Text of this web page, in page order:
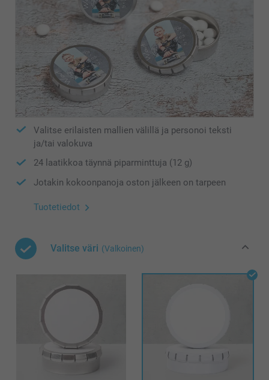
Valitse erilaisten mallien välillä ja personoi teksti
ja/tai valokuva
24 laatikkoa täynnä piparminttuja (12 g)
Jotakin kokoonpanoja oston jälkeen on tarpeen
Tuotetiedot
Valitse väri (Valkoinen)